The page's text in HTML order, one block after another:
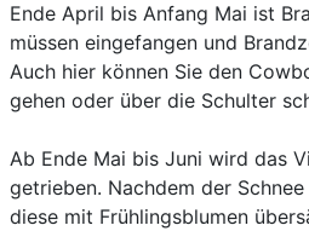
Ende April bis Anfang Mai ist
müssen eingefangen und
Auch hier können Sie den
gehen oder über die Schulter
Ab Ende Mai bis Juni wird das
getrieben. Nachdem der
diese mit Frühlingsblumen